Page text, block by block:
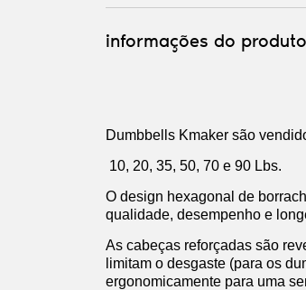
informações do produto
Dumbbells Kmaker são
10, 20, 35, 50, 70 e 90 Lbs.
O design hexagonal de
qualidade, desempenho e
As cabeças reforçadas são
limitam o desgaste (para os
ergonomicamente para uma